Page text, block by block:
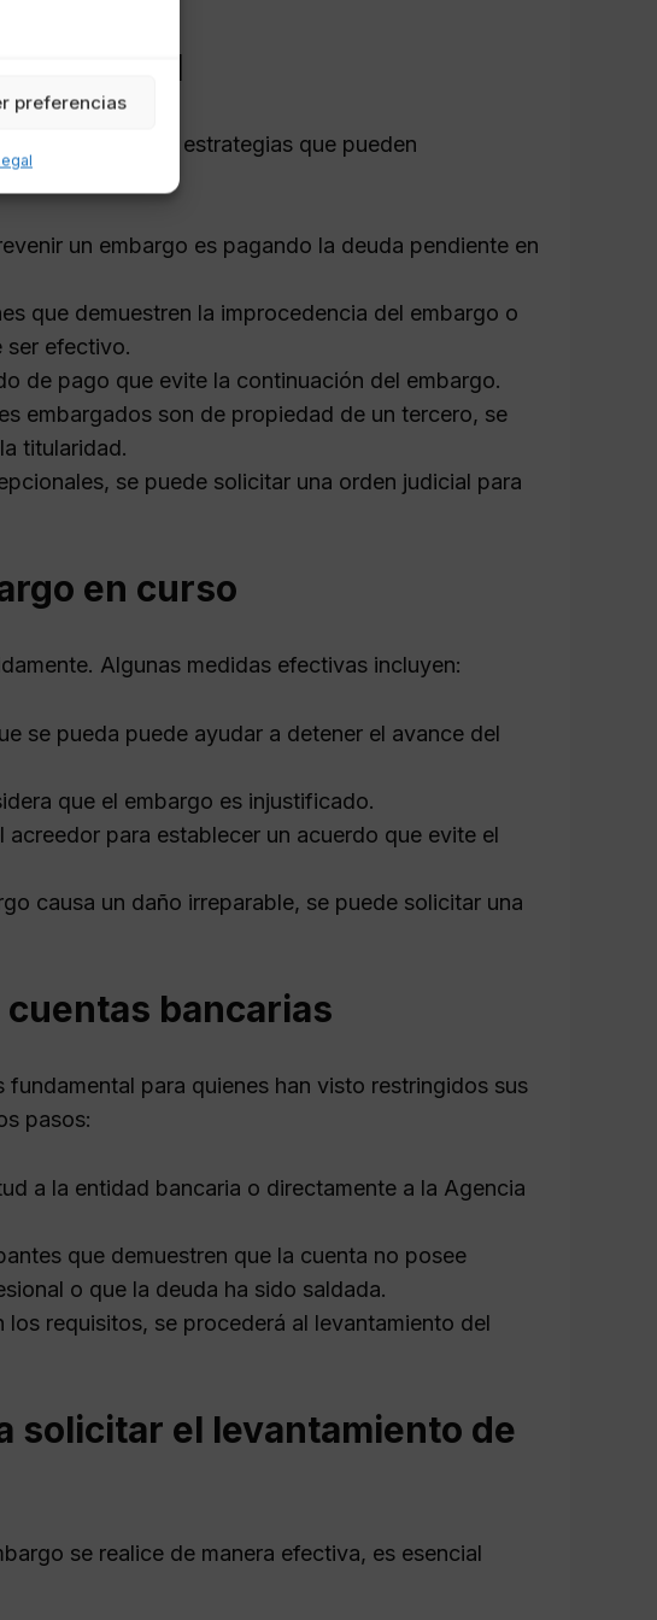
preferencias
judicial
pero hay varias estrategias que pueden
un embargo es pagando la deuda pendiente en
que demuestren la improcedencia del embargo o
ser efectivo.
de pago que evite la continuación del embargo.
embargados son de propiedad de un tercero, se
titularidad.
se puede solicitar una orden judicial para
en curso
Algunas medidas efectivas incluyen:
se pueda puede ayudar a detener el avance del
que el embargo es injustificado.
acreedor para establecer un acuerdo que evite el
causa un daño irreparable, se puede solicitar una
bancarias
para quienes han visto restringidos sus
pasos:
a la entidad bancaria o directamente a la Agencia
que demuestren que la cuenta no posee
o que la deuda ha sido saldada.
los requisitos, se procederá al levantamiento del
solicitar el levantamiento de
se realice de manera efectiva, es esencial